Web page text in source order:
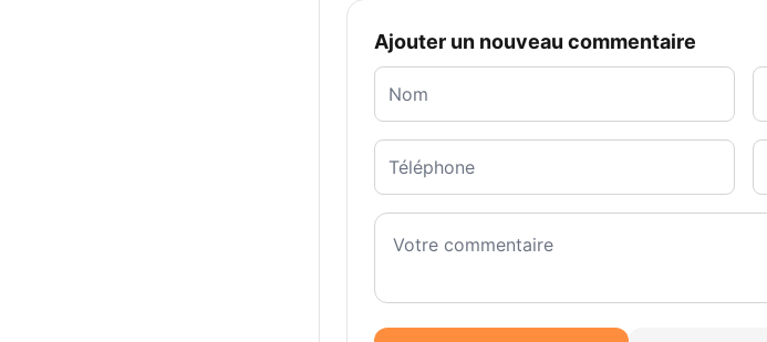
Ajouter un nouveau commentaire